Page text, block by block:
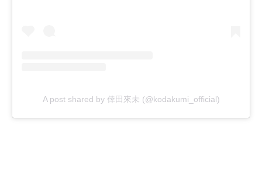
A post shared by 倖田來未 (@kodakumi_official)